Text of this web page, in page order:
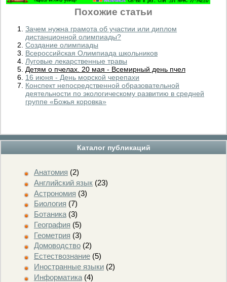
Каталог публикаций
Анатомия (2)
Английский язык(23)
Астрономия (3)
Биология (7)
Ботаника(3)
География (5)
Геометрия (3)
Домоводство(2)
Естествознание(5)
Иностранные языки(2)
Информатика(4)
Похожие статьи
Зачем нужна грамота об участии или диплом
дистанционной олимпиады?
Создание олимпиады
Всероссийская Олимпиада школьников
Луговые лекарственные травы
Детям о пчелах. 20 мая - Всемирный день пчел
16 июня - День морской черепахи
Конспект непосредственной образовательной
деятельности по экологическому развитию в средней
группе «Божья коровка»